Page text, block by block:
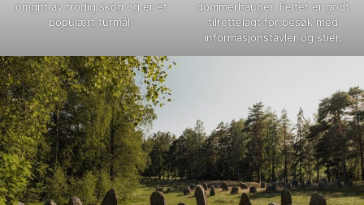
omgitt av frodig skog og er et
populært turmål.
dommerhauger. Feltet er godt
tilrettelagt for besøk med
informasjonstavler og stier.